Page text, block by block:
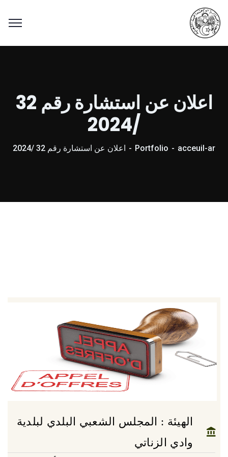
اعلان عن استشارة رقم 32
/2024
acceuil-ar
Portfolio اعلان عن استشارة رقم 32 /2024
الهيئة : المجلس الشعبي البلدي لبلدية
وادي الزناتي